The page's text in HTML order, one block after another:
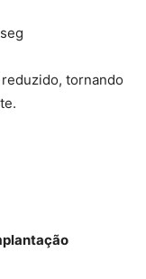
tornando